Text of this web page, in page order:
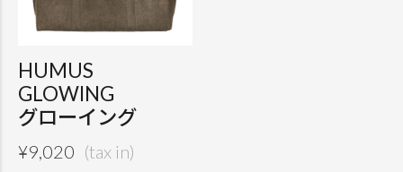
HUMUS
GLOWING
グローイング
¥9,020